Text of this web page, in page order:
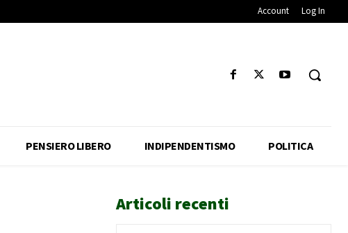
Account Log In
PENSIERO LIBERO INDIPENDENTISMO POLITICA
Articoli recenti